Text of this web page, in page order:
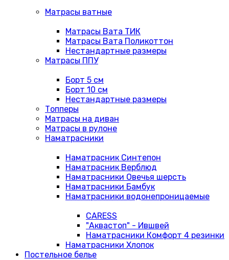
Матрасы ватные
Матрасы Вата ТИК
Матрасы Вата Поликоттон
Нестандартные размеры
Матрасы ППУ
Борт 5 см
Борт 10 см
Нестандартные размеры
Топперы
Матрасы на диван
Матрасы в рулоне
Наматрасники
Наматрасник Синтепон
Наматрасник Верблюд
Наматрасники Овечья шерсть
Наматрасники Бамбук
Наматрасники водонепроницаемые
CARESS
"Аквастоп" - Ившвей
Наматрасники Комфорт 4 резинки
Наматрасники Хлопок
Постельное белье